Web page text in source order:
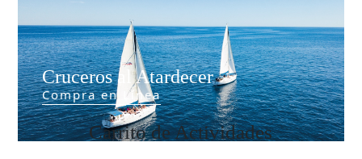
Cruceros al Atardecer
Compra en Línea
Carrito de Actividades